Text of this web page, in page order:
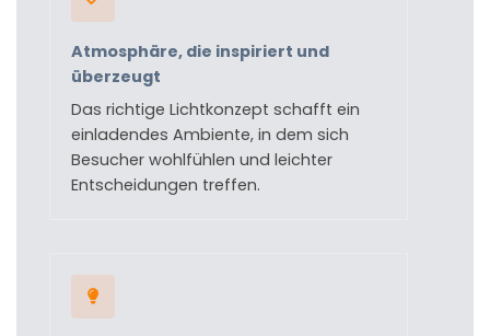
Atmosphäre, die inspiriert und
überzeugt
Das richtige Lichtkonzept schafft ein
einladendes Ambiente, in dem sich
Besucher wohlfühlen und leichter
Entscheidungen treffen.